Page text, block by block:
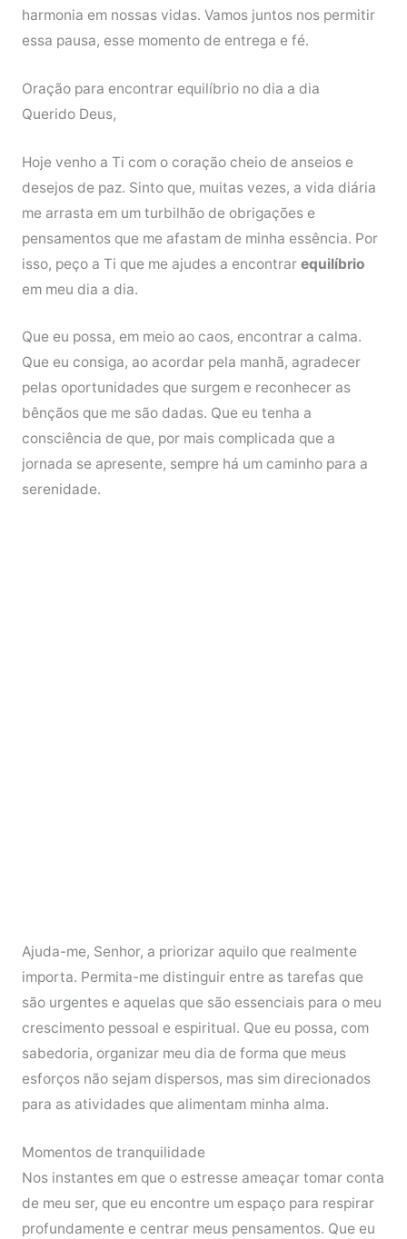
harmonia em nossas vidas. Vamos juntos nos permitir
essa pausa, esse momento de entrega e fé.
Oração para encontrar equilíbrio no dia a dia
Querido Deus,
Hoje venho a Ti com o coração cheio de anseios e
desejos de paz. Sinto que, muitas vezes, a vida diária
me arrasta em um turbilhão de obrigações e
pensamentos que me afastam de minha essência. Por
isso, peço a Ti que me ajudes a encontrar equilíbrio
em meu dia a dia.
Que eu possa, em meio ao caos, encontrar a calma.
Que eu consiga, ao acordar pela manhã, agradecer
pelas oportunidades que surgem e reconhecer as
bênçãos que me são dadas. Que eu tenha a
consciência de que, por mais complicada que a
jornada se apresente, sempre há um caminho para a
serenidade.
Ajuda-me, Senhor, a priorizar aquilo que realmente
importa. Permita-me distinguir entre as tarefas que
são urgentes e aquelas que são essenciais para o meu
crescimento pessoal e espiritual. Que eu possa, com
sabedoria, organizar meu dia de forma que meus
esforços não sejam dispersos, mas sim direcionados
para as atividades que alimentam minha alma.
Momentos de tranquilidade
Nos instantes em que o estresse ameaçar tomar conta
de meu ser, que eu encontre um espaço para respirar
profundamente e centrar meus pensamentos. Que eu